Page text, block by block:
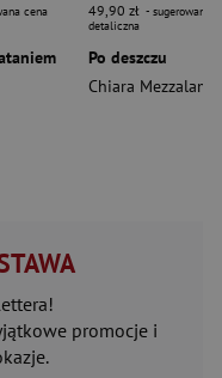
cena
49,90 zł - sugerowana
detaliczna
Po deszczu
Chiara Mezzalama
promocje i